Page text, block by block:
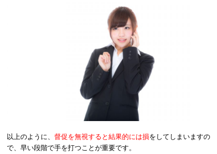
以上のように、 督促を無視すると結果的には損をしてしまいますの
で、早い段階で手を打つことが重要です。